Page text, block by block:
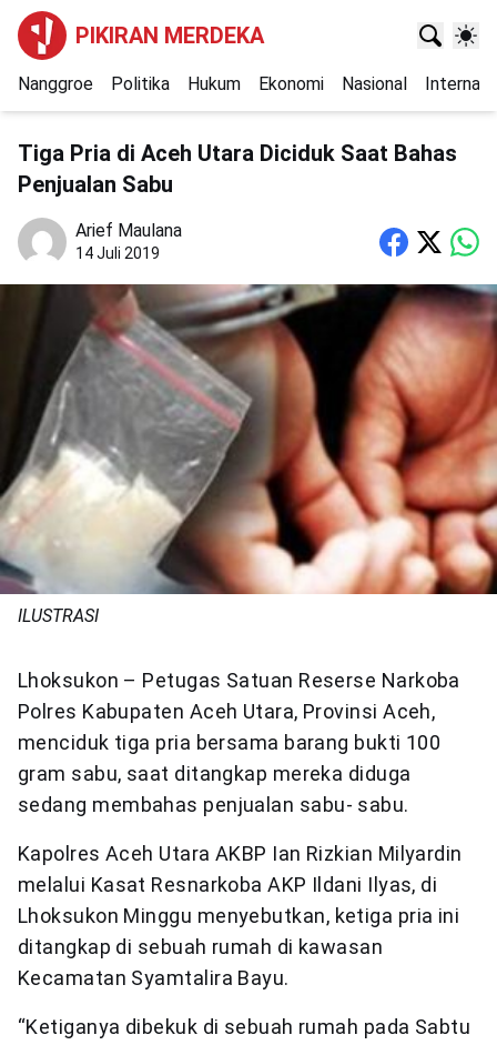
PIKIRAN MERDEKA
Nanggroe Politika Hukum Ekonomi Nasional
Tiga Pria di Aceh Utara Diciduk Saat Bahas
Penjualan Sabu
Arief Maulana
14 Juli 2019
ILUSTRASI
Lhoksukon – Petugas Satuan Reserse Narkoba
Polres Kabupaten Aceh Utara, Provinsi Aceh,
menciduk tiga pria bersama barang bukti 100
gram sabu, saat ditangkap mereka diduga
sedang membahas penjualan sabu- sabu.
Kapolres Aceh Utara AKBP Ian Rizkian Milyardin
melalui Kasat Resnarkoba AKP Ildani Ilyas, di
Lhoksukon Minggu menyebutkan, ketiga pria ini
ditangkap di sebuah rumah di kawasan
Kecamatan Syamtalira Bayu.
“Ketiganya dibekuk di sebuah rumah pada Sabtu